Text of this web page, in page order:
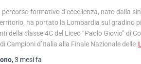
formativo d’eccellenza, nato dalla
ha portato la Lombardia sul gradino
della classe 4C del Liceo “Paolo Giovio” di
Campioni d’Italia alla Finale Nazionale delle
,3 mesifa